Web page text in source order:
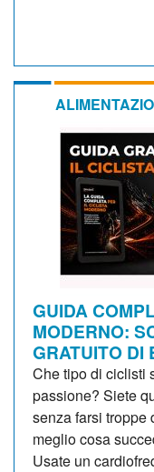
GUIDA
MODERNO:
GRATUITO DI
Che tipo di ciclisti
passione? Siete
senza farsi troppe
meglio cosa
Usate un